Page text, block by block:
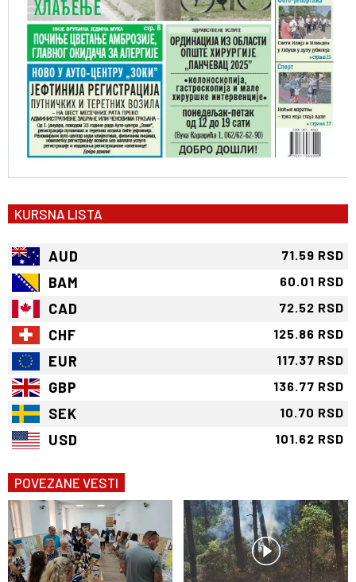
KURSNA LISTA
AUD 71.59 RSD
BAM 60.01 RSD
CAD 72.52 RSD
CHF 125.86 RSD
EUR 117.37 RSD
GBP 136.77 RSD
SEK 10.70 RSD
USD 101.62 RSD
POVEZANE VESTI